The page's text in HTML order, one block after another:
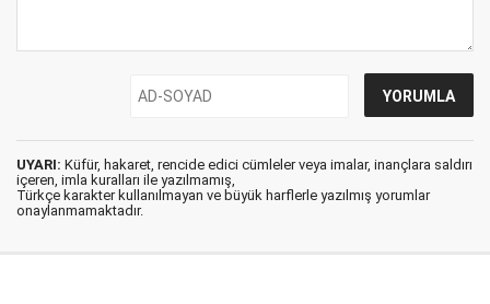
UYARI: Küfür, hakaret, rencide edici cümleler veya imalar, inançlara saldırı
içeren, imla kuralları ile yazılmamış,
Türkçe karakter kullanılmayan ve büyük harflerle yazılmış yorumlar
onaylanmamaktadır.